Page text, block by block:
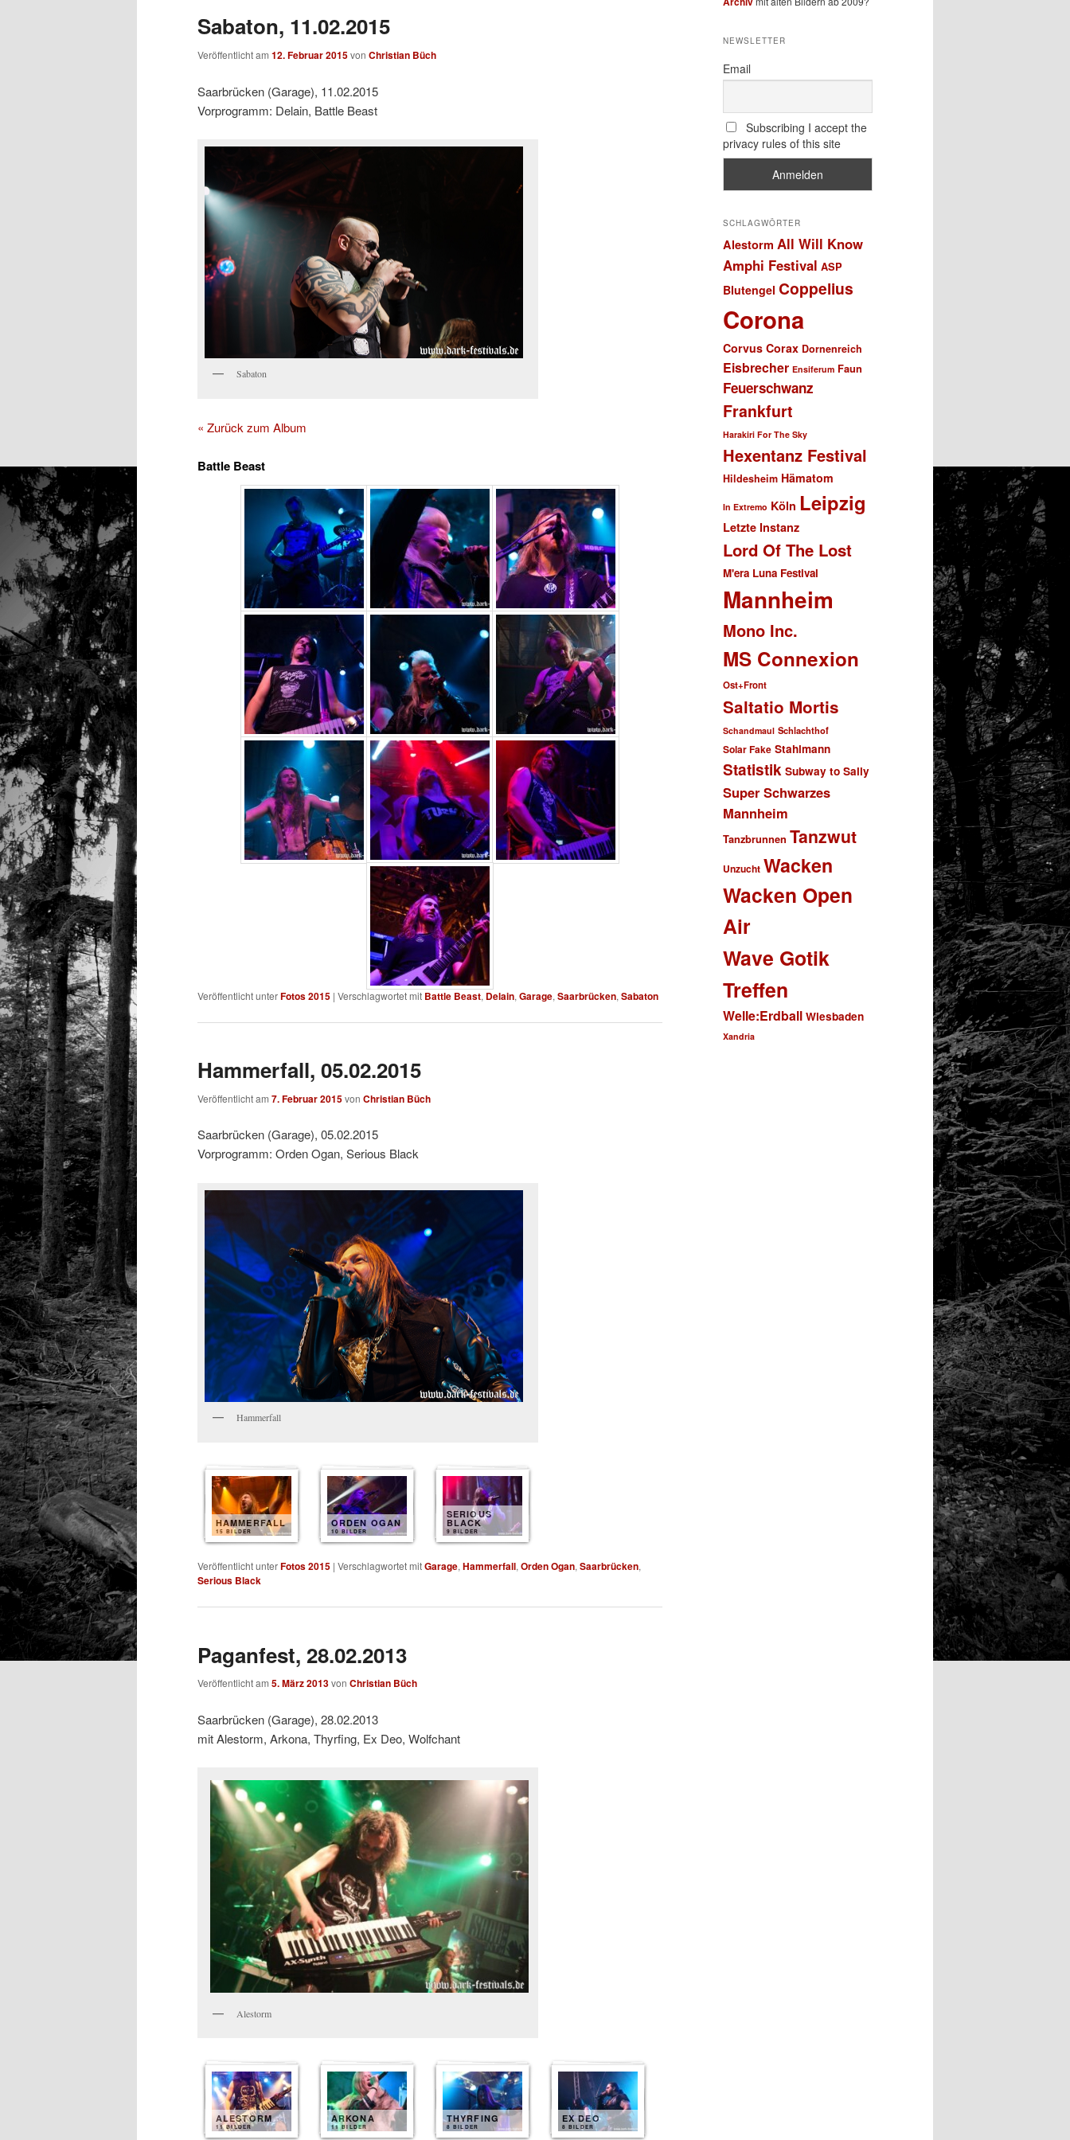
Sabaton, 11.02.2015
Veröffentlicht am 12. Februar 2015von Christian Büch
Saarbrücken (Garage), 11.02.2015
Vorprogramm: Delain, Battle Beast
Sabaton
« Zurück zum Album
Battle Beast
Veröffentlicht unterFotos 2015 | Verschlagwortet mit Battle Beast, Delain, Garage, Saarbrücken, Sabaton
Hammerfall, 05.02.2015
Veröffentlicht am 7. Februar 2015von Christian Büch
Saarbrücken (Garage), 05.02.2015
Vorprogramm: Orden Ogan, Serious Black
Hammerfall
HAMMERFALL
15 BILDER
ORDEN OGAN
10 BILDER
SERIOUS
BLACK
9 BILDER
Veröffentlicht unterFotos 2015 | Verschlagwortet mitGarage, Hammerfall, Orden Ogan, Saarbrücken,
Serious Black
Paganfest, 28.02.2013
Veröffentlicht am 5. März 2013von Christian Büch
Saarbrücken (Garage), 28.02.2013
mit Alestorm, Arkona, Thyrfing, Ex Deo, Wolfchant
Alestorm
ALESTORM
11 BILDER
ARKONA
11 BILDER
THYRFING
8 BILDER
EX DEO
8 BILDER
NEWSLETTER
Email
Subscribing I accept the
privacy rules of this site
SCHLAGWÖRTER
Alestorm All Will Know
Amphi Festival ASP
Blutengel Coppelius
Corona
Corvus Corax Dornenreich
Eisbrecher Ensiferum Faun
Feuerschwanz
Frankfurt
Harakiri For The Sky
Hexentanz Festival
Hildesheim Hämatom
In Extremo Köln Leipzig
Letzte Instanz
Lord Of The Lost
M'era Luna Festival
Mannheim
Mono Inc.
MS Connexion
Ost+Front
Saltatio Mortis
Schandmaul Schlachthof
Solar Fake Stahlmann
Statistik Subway to Sally
Super Schwarzes
Mannheim
Tanzbrunnen Tanzwut
Unzucht Wacken
Wacken Open
Air
Wave Gotik
Treffen
Welle:Erdball Wiesbaden
Xandria